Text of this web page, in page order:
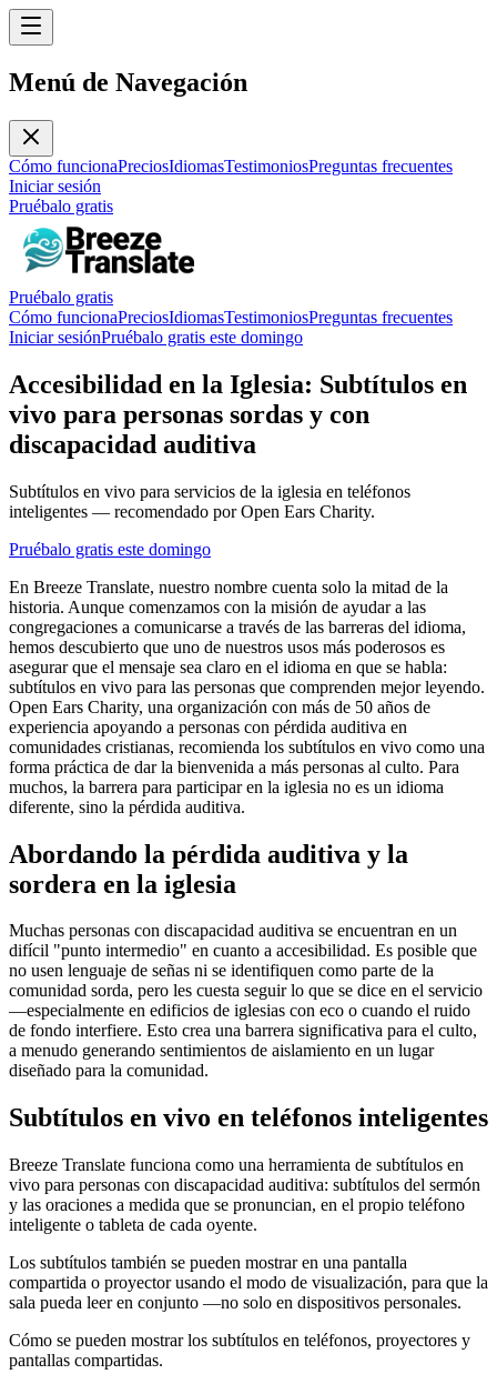
Menú de Navegación
Cómo funcionaPreciosIdiomasTestimoniosPreguntas frecuentes
Iniciar sesión
Pruébalo gratis
Pruébalo gratis
Cómo funcionaPreciosIdiomasTestimoniosPreguntas frecuentes
Iniciar sesiónPruébalo gratis este domingo
Accesibilidad en la Iglesia: Subtítulos en
vivo para personas sordas y con
discapacidad auditiva
Subtítulos en vivo para servicios de la iglesia en teléfonos
inteligentes — recomendado por Open Ears Charity.
Pruébalo gratis este domingo
En Breeze Translate, nuestro nombre cuenta solo la mitad de la
historia. Aunque comenzamos con la misión de ayudar a las
congregaciones a comunicarse a través de las barreras del idioma,
hemos descubierto que uno de nuestros usos más poderosos es
asegurar que el mensaje sea claro en el idioma en que se habla:
subtítulos en vivo para las personas que comprenden mejor leyendo.
Open Ears Charity, una organización con más de 50 años de
experiencia apoyando a personas con pérdida auditiva en
comunidades cristianas, recomienda los subtítulos en vivo como una
forma práctica de dar la bienvenida a más personas al culto. Para
muchos, la barrera para participar en la iglesia no es un idioma
diferente, sino la pérdida auditiva.
Abordando la pérdida auditiva y la
sordera en la iglesia
Muchas personas con discapacidad auditiva se encuentran en un
difícil "punto intermedio" en cuanto a accesibilidad. Es posible que
no usen lenguaje de señas ni se identifiquen como parte de la
comunidad sorda, pero les cuesta seguir lo que se dice en el servicio
—especialmente en edificios de iglesias con eco o cuando el ruido
de fondo interfiere. Esto crea una barrera significativa para el culto,
a menudo generando sentimientos de aislamiento en un lugar
diseñado para la comunidad.
Subtítulos en vivo en teléfonos inteligentes
Breeze Translate funciona como una herramienta de subtítulos en
vivo para personas con discapacidad auditiva: subtítulos del sermón
y las oraciones a medida que se pronuncian, en el propio teléfono
inteligente o tableta de cada oyente.
Los subtítulos también se pueden mostrar en una pantalla
compartida o proyector usando el modo de visualización, para que la
sala pueda leer en conjunto —no solo en dispositivos personales.
Cómo se pueden mostrar los subtítulos en teléfonos, proyectores y
pantallas compartidas.